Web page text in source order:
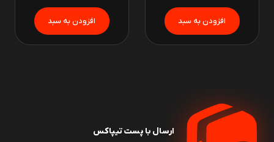
ارسال با پست تیپاکس